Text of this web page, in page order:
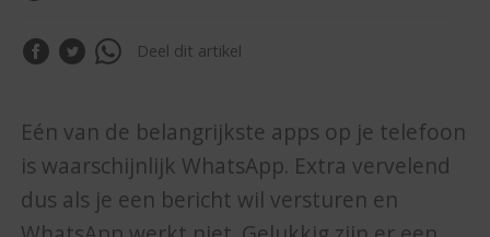
Deel dit artikel
Eén van de belangrijkste apps op je telefoon
is waarschijnlijk WhatsApp. Extra vervelend
dus als je een bericht wil versturen en